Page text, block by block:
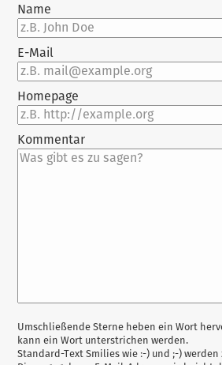
leider
nicht
Name
E-Mail
Homepage
Kommentar
Antwort
zu
Umschließende Sterne heben ein Wort
kann ein Wort unterstrichen werden.
Standard-Text Smilies wie :-) und ;-)